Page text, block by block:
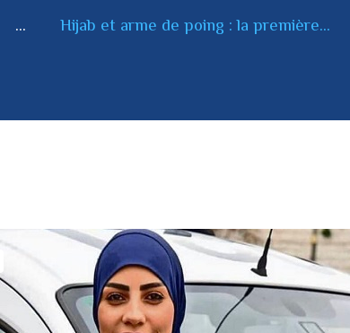
... Hijab et arme de poing : la première...